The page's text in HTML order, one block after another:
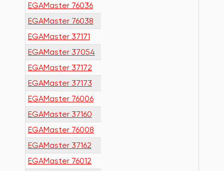
EGAMaster 76036
EGAMaster 76038
EGAMaster 37171
EGAMaster 37054
EGAMaster 37172
EGAMaster 37173
EGAMaster 76006
EGAMaster 37160
EGAMaster 76008
EGAMaster 37162
EGAMaster 76012